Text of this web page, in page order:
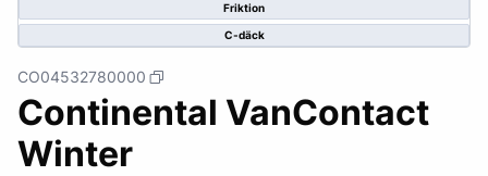
Friktion
C-däck
CO04532780000
Continental VanContact
Winter